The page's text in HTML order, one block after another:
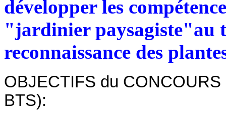
développer les
"jardinier paysagiste"au
reconnaissance des
OBJECTIFS du
BTS):